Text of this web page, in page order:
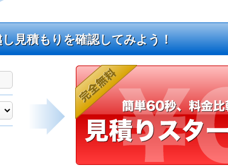
見積もりを確認してみよう！